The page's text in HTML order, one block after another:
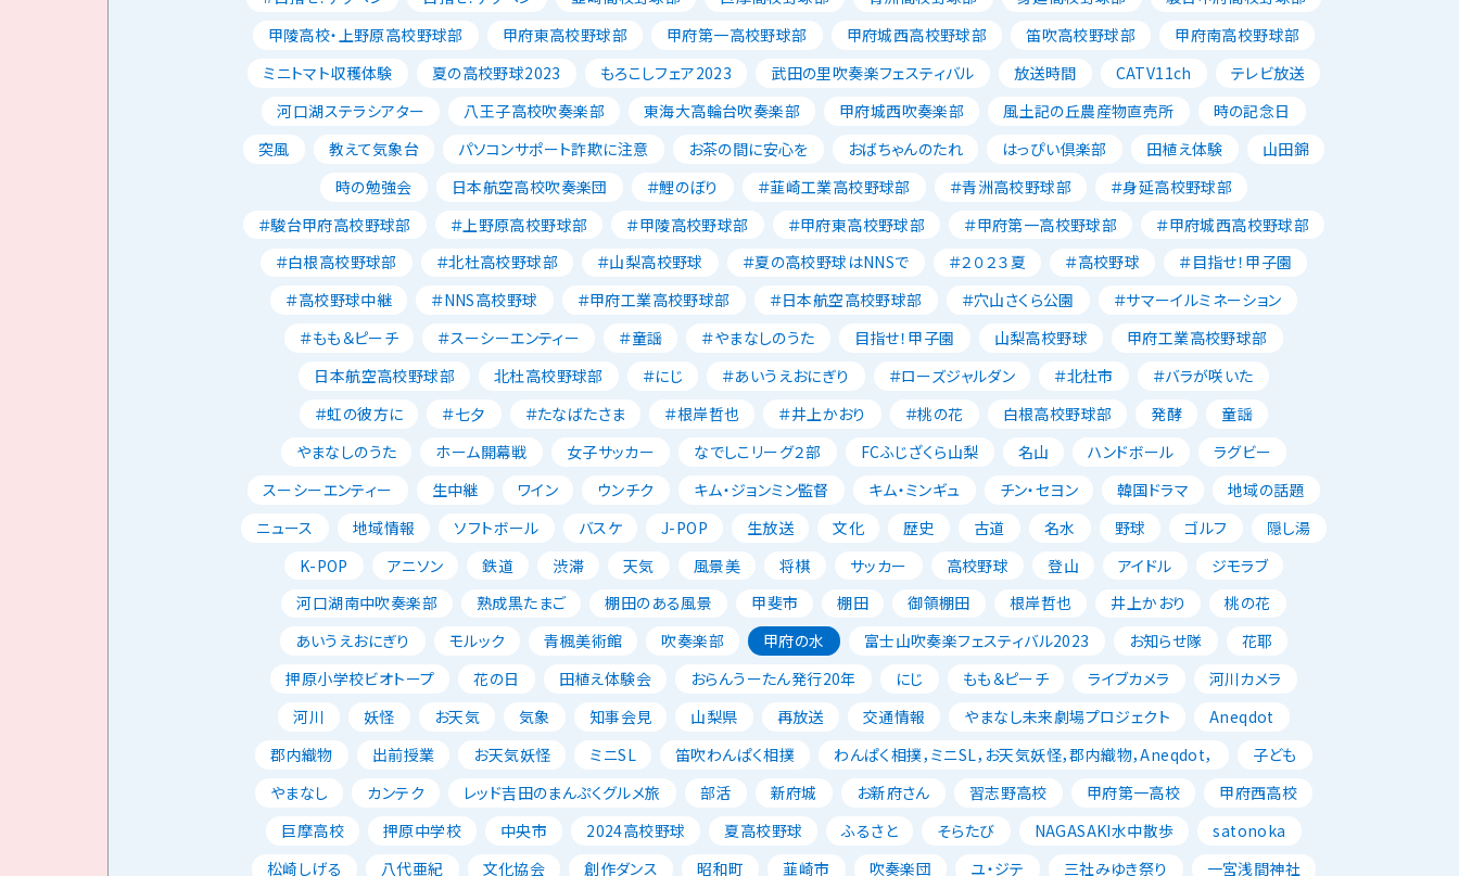
甲陵高校・上野原高校野球部
甲府東高校野球部 甲府第一高校野球部 甲府城西高校野球部 笛吹高校野球部
甲府南高校野球部
ミニトマト収穫体験
夏の高校野球2023 もろこしフェア2023 武田の里吹奏楽フェスティバル 放送時間 CATV11ch
テレビ放送
河口湖ステラシアター
八王子高校吹奏楽部 東海大高輪台吹奏楽部 甲府城西吹奏楽部 風土記の丘農産物直売所
時の記念日
突風
教えて気象台 パソコンサポート詐欺に注意 お茶の間に安心を おばちゃんのたれ はっぴい倶楽部 田植え体験
山田錦
時の勉強会
日本航空高校吹奏楽団 ＃鯉のぼり ＃韮崎工業高校野球部 ＃青洲高校野球部
＃身延高校野球部
＃駿台甲府高校野球部
＃上野原高校野球部 ＃甲陵高校野球部 ＃甲府東高校野球部 ＃甲府第一高校野球部
＃甲府城西高校野球部
＃白根高校野球部
＃北杜高校野球部 ＃山梨高校野球 ＃夏の高校野球はNNSで ＃２０２３夏 ＃高校野球
＃目指せ！甲子園
＃高校野球中継
＃NNS高校野球 ＃甲府工業高校野球部 ＃日本航空高校野球部 ＃穴山さくら公園
＃サマーイルミネーション
＃もも＆ピーチ
＃スーシーエンティー ＃童謡 ＃やまなしのうた 目指せ！甲子園 山梨高校野球
甲府工業高校野球部
日本航空高校野球部
北杜高校野球部 ＃にじ ＃あいうえおにぎり ＃ローズジャルダン ＃北杜市
＃バラが咲いた
＃虹の彼方に
＃七夕 ＃たなばたさま ＃根岸哲也 ＃井上かおり ＃桃の花 白根高校野球部 発酵
童謡
やまなしのうた
ホーム開幕戦 女子サッカー なでしこリーグ２部 FCふじざくら山梨 名山 ハンドボール
ラグビー
スーシーエンティー
生中継 ワイン ウンチク キム・ジョンミン監督 キム・ミンギュ チン・セヨン 韓国ドラマ
地域の話題
ニュース
地域情報 ソフトボール バスケ J-POP 生放送 文化 歴史 古道 名水 野球 ゴルフ
隠し湯
K-POP
アニソン 鉄道 渋滞 天気 風景美 将棋 サッカー 高校野球 登山 アイドル
ジモラブ
河口湖南中吹奏楽部
熟成黒たまご 棚田のある風景 甲斐市 棚田 御領棚田 根岸哲也 井上かおり
桃の花
あいうえおにぎり
モルック 青楓美術館 吹奏楽部 甲府の水 富士山吹奏楽フェスティバル2023 お知らせ隊
花耶
押原小学校ビオトープ
花の日 田植え体験会 おらんうーたん発行20年 にじ もも＆ピーチ ライブカメラ
河川カメラ
河川
妖怪 お天気 気象 知事会見 山梨県 再放送 交通情報 やまなし未来劇場プロジェクト
Aneqdot
郡内織物
出前授業 お天気妖怪 ミニSL 笛吹わんぱく相撲 わんぱく相撲，ミニSL，お天気妖怪，郡内織物，Aneqdot，
子ども
やまなし
カンテク レッド吉田のまんぷくグルメ旅 部活 新府城 お新府さん 習志野高校 甲府第一高校
甲府西高校
巨摩高校
押原中学校 中央市 2024高校野球 夏高校野球 ふるさと そらたび NAGASAKI水中散歩
satonoka
松崎しげる
八代亜紀 文化協会 創作ダンス 昭和町 韮崎市 吹奏楽団 ユ・ジテ 三社みゆき祭り 一宮浅間神社